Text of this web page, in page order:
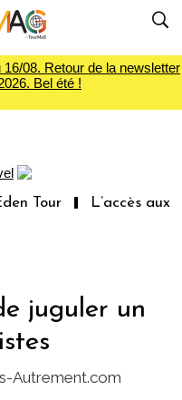
08. Retour de la newsletter
Bel été !
Tour L’accès aux
juguler un
Autrement.com